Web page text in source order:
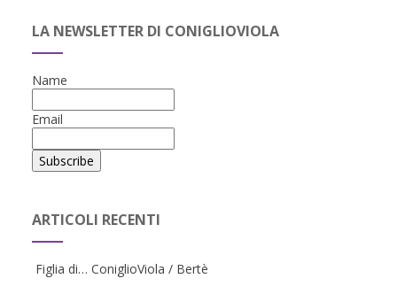
LA NEWSLETTER DI CONIGLIOVIOLA
Name
Email
ARTICOLI RECENTI
Figlia di… ConiglioViola / Bertè